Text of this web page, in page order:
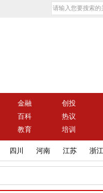
金融 创投
百科 热议
教育 培训
四川 河南 江苏 浙江